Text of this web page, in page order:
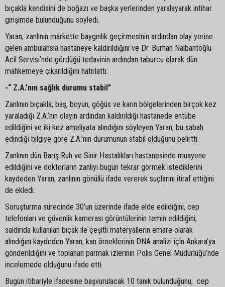
bıçakla kendisini de boğazı ve başka yerlerinden yaralayarak intihar
girişimde bulunduğunu söyledi.
Yaran, zanlının markette baygınlık geçirmesinin ardından olay yerine
gelen ambulansla hastaneye kaldırıldığını ve Dr. Burhan Nalbantoğlu
Acil Servisi’nde gördüğü tedavinin ardından taburcu olarak dün
mahkemeye çıkarıldığını hatırlattı.
-“ Z.A.’nın sağlık durumu stabil”
Zanlının bıçakla; baş, boyun, göğüs ve karın bölgelerinden birçok kez
yaraladığı Z.A.’nın olayın ardından kaldırıldığı hastanede entübe
edildiğini ve iki kez ameliyata alındığını söyleyen Yaran, bu sabah
edindiği bilgiye göre Z.A.’nın durumunun stabil olduğunu belirtti.
Zanlının dün Barış Ruh ve Sinir Hastalıkları hastanesinde muayene
edildiğini ve doktorların zanlıyı bugün tekrar görmek istediklerini
kaydeden Yaran, zanlının gönüllü ifade vererek suçlarını itiraf ettiğini
de ekledi.
Soruşturma sürecinde 30’un üzerinde ifade elde edildiğini, cep
telefonları ve güvenlik kamerası görüntülerinin temin edildiğini,
saldırıda kullanılan bıçak ile çeşitli materyallerin emare olarak
alındığını kaydeden Yaran, kan örneklerinin DNA analizi için Ankara’ya
gönderildiğini ve toplanan parmak izlerinin Polis Genel Müdürlüğü’nde
incelemede olduğunu ifade etti.
Bugün itibariyle ifadesine başvurulacak 10 tanık bulunduğunu, cep